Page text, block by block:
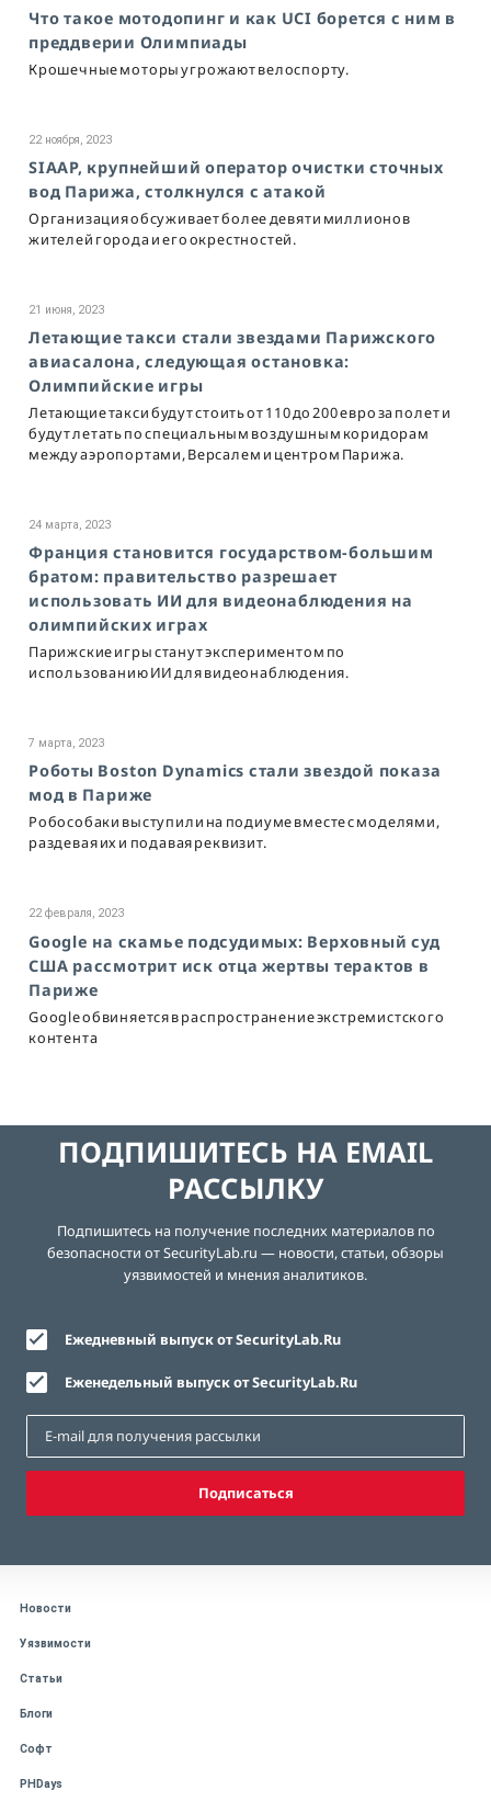
Что такое мотодопинг и как UCI борется с ним в
преддверии Олимпиады
Крошечные моторы угрожают велоспорту.
22 ноября, 2023
SIAAP, крупнейший оператор очистки сточных
вод Парижа, столкнулся с атакой
Организация обсуживает более девяти миллионов
жителей города и его окрестностей.
21 июня, 2023
Летающие такси стали звездами Парижского
авиасалона, следующая остановка:
Олимпийские игры
Летающие такси будут стоить от 110 до 200 евро за полет и
будут летать по специальным воздушным коридорам
между аэропортами, Версалем и центром Парижа.
24 марта, 2023
Франция становится государством-большим
братом: правительство разрешает
использовать ИИ для видеонаблюдения на
олимпийских играх
Парижские игры станут экспериментом по
использованию ИИ для видеонаблюдения.
7 марта, 2023
Роботы Boston Dynamics стали звездой показа
мод в Париже
Робособаки выступили на подиуме вместе с моделями,
раздевая их и подавая реквизит.
22 февраля, 2023
Google на скамье подсудимых: Верховный суд
США рассмотрит иск отца жертвы терактов в
Париже
Google обвиняется в распространение экстремистского
контента
ПОДПИШИТЕСЬ НА EMAIL
РАССЫЛКУ
Подпишитесь на получение последних материалов по
безопасности от SecurityLab.ru — новости, статьи, обзоры
уязвимостей и мнения аналитиков.
Ежедневный выпуск от SecurityLab.Ru
Еженедельный выпуск от SecurityLab.Ru
Подписаться
Новости
Уязвимости
Статьи
Блоги
Софт
PHDays